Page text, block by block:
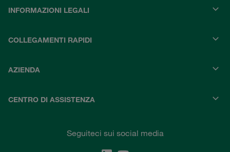
INFORMAZIONI LEGALI
COLLEGAMENTI RAPIDI
AZIENDA
CENTRO DI ASSISTENZA
Seguiteci sui social media